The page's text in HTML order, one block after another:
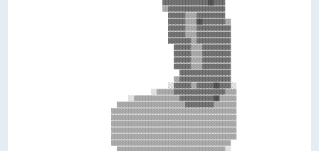
                                        ▒▒▓▓▓▓▓▓▓▓▓▓▓▓▓▓▓▓▓▓▓▓
                                          ▓▓▓▓▓▓▒▒▒▒▓▓▓▓▓▓▓▓▓▓
                                          ▓▓▓▓▓▓▒▒▒▒██▓▓▓▓▓▓▓▓▒▒
                                          ▓▓▓▓▓▓▒▒▒▒▓▓▓▓▓▓▓▓▓▓▓▓
                                          ▓▓▓▓▓▓▒▒▒▒▓▓▓▓▓▓▓▓▓▓▓▓
                                          ▓▓▓▓▓▓▓▓▒▒▓▓▓▓▓▓▓▓▓▓▓▓
                                            ▓▓▓▓▓▓▒▒▒▒▓▓▓▓▓▓▓▓▓▓
                                            ▓▓▓▓▓▓▒▒▒▒▓▓▓▓▓▓▓▓▓▓
                                            ▓▓▓▓▓▓▒▒▒▒▓▓▓▓▓▓▓▓▓▓
                                            ▓▓▓▓▓▓▒▒▒▒▓▓▓▓▓▓▓▓▓▓
                                            ▒▒▓▓▓▓▓▓▓▓▓▓▓▓▓▓▓▓▓▓
                                          ░░▓▓▓▓▓▓▒▒▓▓▓▓▓▓██▓▓▓▓░░
                                    ░░▒▒▒▒▒▒▓▓▓▓▓▓▓▓▓▓▓▓▓▓▓▓▓▓▒▒▒▒
                            ░░▒▒▒▒▒▒▒▒▒▒▒▒▒▒▒▒▓▓▓▓▓▓▓▓▓▓▓▓██▒▒▒▒▒▒
                        ▒▒▒▒▒▒▒▒▒▒▒▒▒▒▒▒▒▒▒▒▒▒▒▒▓▓▓▓▓▓▓▓▓▓▒▒▒▒▒▒▒▒
                      ▒▒▒▒▒▒▒▒▒▒▒▒▒▒▒▒▒▒▒▒▒▒▒▒▒▒▒▒▒▒▒▒▒▒▒▒▒▒▒▒▒▒▒▒
                      ▒▒▒▒▒▒▒▒▒▒▒▒▒▒▒▒▒▒▒▒▒▒▒▒▒▒▒▒▒▒▒▒▒▒▒▒▒▒▒▒▒▒▒▒
                      ▒▒▒▒▒▒▒▒▒▒▒▒▒▒▒▒▒▒▒▒▒▒▒▒▒▒▒▒▒▒▒▒▒▒▒▒▒▒▒▒▒▒▒▒
                      ▒▒▒▒▒▒▒▒▒▒▒▒▒▒▒▒▒▒▒▒▒▒▒▒▒▒▒▒▒▒▒▒▒▒▒▒▒▒▒▒▒▒▒▒
                      ▒▒▒▒▒▒▒▒▒▒▒▒▒▒▒▒▒▒▒▒▒▒▒▒▒▒▒▒▒▒▒▒▒▒▒▒▒▒▒▒▒▒▒▒
                      ▒▒▒▒▒▒▒▒▒▒▒▒▒▒▒▒▒▒▒▒▒▒▒▒▒▒▒▒▒▒▒▒▒▒▒▒▒▒▒▒▒▒